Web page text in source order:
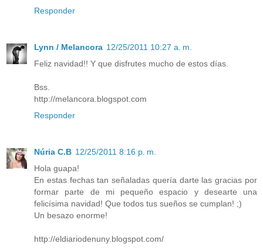
Responder
Lynn / Melancora 12/25/2011 10:27 a. m.
Feliz navidad!! Y que disfrutes mucho de estos días.
Bss.
http://melancora.blogspot.com
Responder
Núria C.B 12/25/2011 8:16 p. m.
Hola guapa!
En estas fechas tan señaladas quería darte las gracias por
formar parte de mi pequeño espacio y desearte una
felicísima navidad! Que todos tus sueños se cumplan! ;)
Un besazo enorme!
http://eldiariodenuny.blogspot.com/